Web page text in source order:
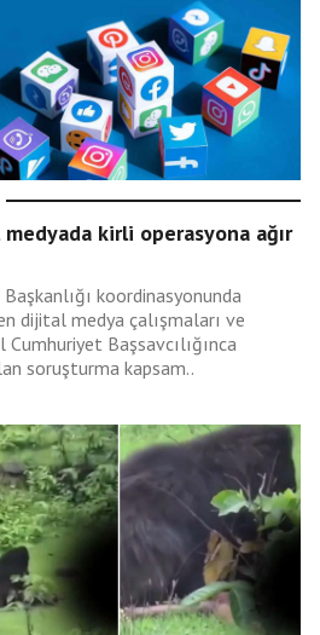
medyada kirli operasyona ağır
koordinasyonunda
dijital medya çalışmaları ve
Cumhuriyet Başsavcılığınca
soruşturma kapsam..